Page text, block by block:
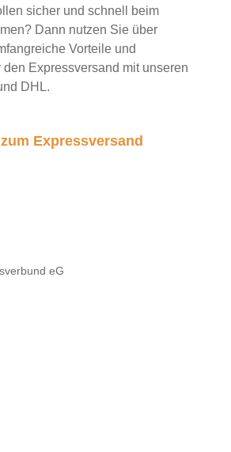
sicher und schnell beim
Dann nutzen Sie über
Vorteile und
den Expressversand mit unseren
DHL.
Expressversand
eG